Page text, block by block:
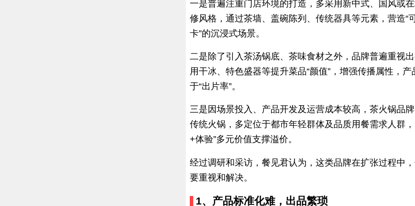
一是普遍注重门店环境的打造，多采用新中式、国风或
修风格，通过茶墙、盖碗陈列、传统器具等元素，营造“
卡”的沉浸式场景。
二是除了引入茶汤锅底、茶味食材之外，品牌普遍重视
用干冰、特色盛器等提升菜品“颜值”，增强传播属性，产
于“出片率”。
三是因场景投入、产品开发及运营成本较高，茶火锅品
传统火锅，多定位于都市年轻群体及品质用餐需求人群
+体验”多元价值支撑溢价。
经过调研和采访，餐见君认为，这类品牌在扩张过程中
要重视和解决。
1、产品标准化难，出品繁琐